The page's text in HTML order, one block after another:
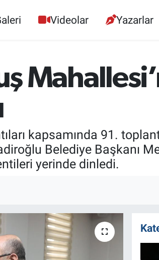
Videolar Yazarlar
kapsamında 91.
Belediye Başkanı
yerinde dinledi.